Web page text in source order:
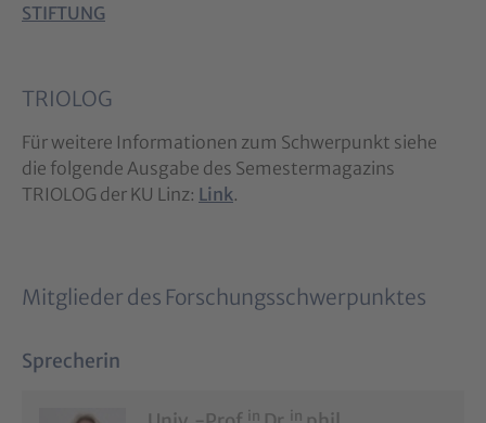
STIFTUNG
TRIOLOG
Für weitere Informationen zum Schwerpunkt siehe
die folgende Ausgabe des Semestermagazins
TRIOLOG der KU Linz: Link.
Mitglieder des Forschungsschwerpunktes
Sprecherin
in in